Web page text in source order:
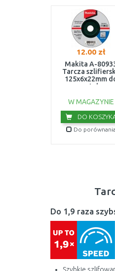
12.00 zł
Makita A-
Tarcza
125x6x22mm
metalu
W MAGAZYNIE
DO
Do porównania
Do 1,9 raza